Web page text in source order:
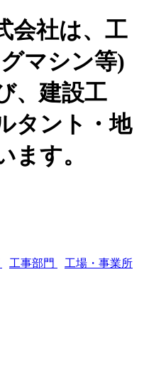
会社は、工
マシン等)
、建設工
タント・地
ます。
工事部門
工場・事業所